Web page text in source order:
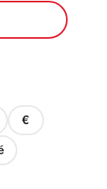
prix